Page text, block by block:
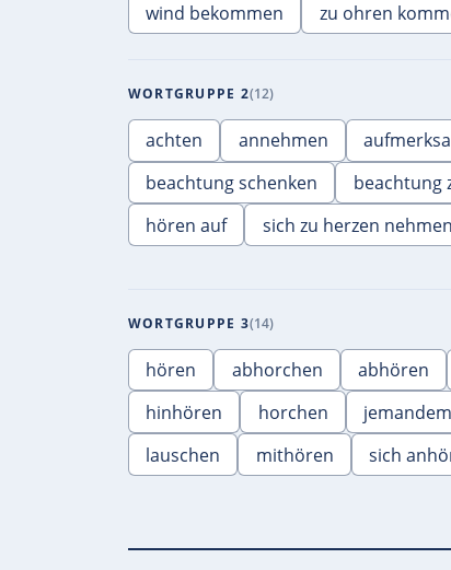
wind bekommen
zu ohren
WORTGRUPPE 2 12
achten annehmen
beachtung schenken
beachtung
hören auf
sich zu herzen nehmen
WORTGRUPPE 3 14
hören abhorchen abhören
hinhören
horchen
lauschen
mithören sich